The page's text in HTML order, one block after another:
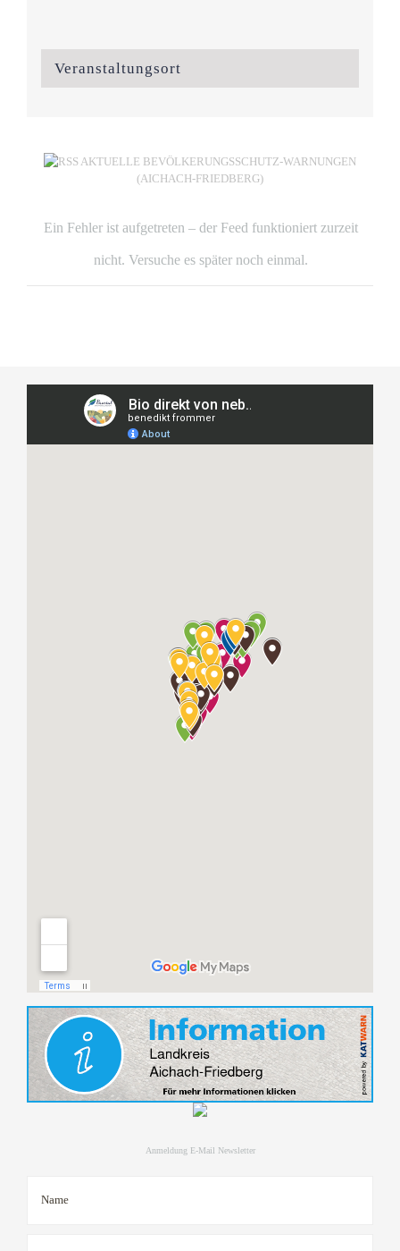
Veranstaltungsort
AKTUELLE BEVÖLKERUNGSSCHUTZ-WARNUNGEN
(AICHACH-FRIEDBERG)
Ein Fehler ist aufgetreten – der Feed funktioniert zurzeit
nicht. Versuche es später noch einmal.
Anmeldung E-Mail Newsletter